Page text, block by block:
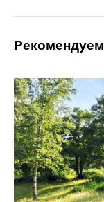
Рекомендуем